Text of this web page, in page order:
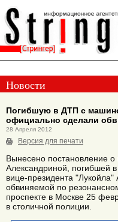
Новости
Погибшую в ДТП с
официально сделали
28 Апреля 2012
Версия для печати
Вынесено постановление о
Александриной, погибшей
вице-президента "Лукойла"
обвиняемой по
проспекте в Москве 25
в столичной полиции.